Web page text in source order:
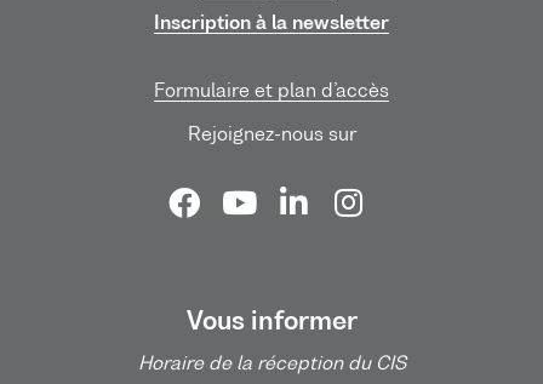
Inscription à la newsletter
Formulaire et plan d’accès
Rejoignez-nous sur
Vous informer
Horaire de la réception du CIS